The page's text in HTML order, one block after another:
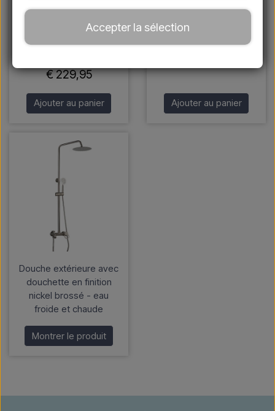
douchette aspect
cuivre - eau froide et
€ 229,95
Ajouter au panier
douchette en noir - eau
froide et chaude
Ajouter au panier
Douche extérieure avec
douchette en finition
nickel brossé - eau
froide et chaude
Montrer le produit
Accepter la sélection